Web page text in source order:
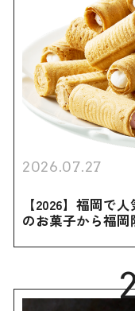
2026.07.27
【2026】福岡で
のお菓子から福